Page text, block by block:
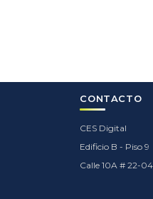
CONTACTO
CES Digital
Edificio B - Piso 9
Calle 10A # 22-